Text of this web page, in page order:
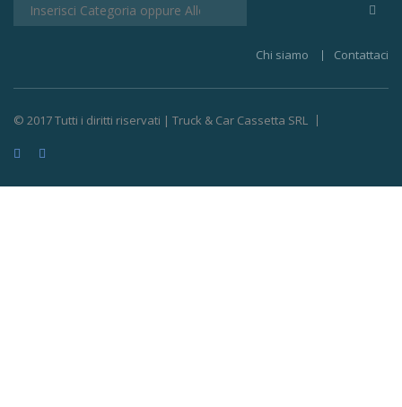
Chi siamo Contattaci
© 2017 Tutti i diritti riservati | Truck & Car Cassetta SRL